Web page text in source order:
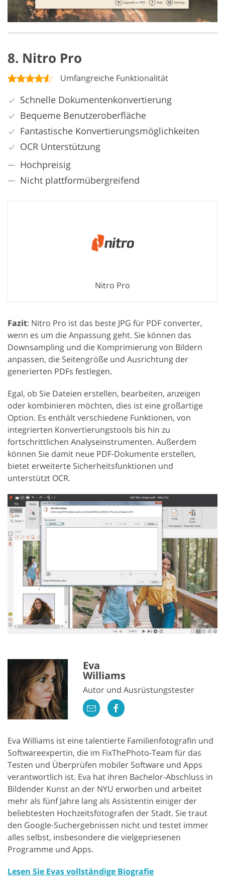
8. Nitro Pro
Umfangreiche Funktionalität
Schnelle Dokumentenkonvertierung
Bequeme Benutzeroberfläche
Fantastische Konvertierungsmöglichkeiten
OCR Unterstützung
Hochpreisig
Nicht plattformübergreifend
Nitro Pro
Fazit: Nitro Pro ist das beste JPG für PDF converter,
wenn es um die Anpassung geht. Sie können das
Downsampling und die Komprimierung von Bildern
anpassen, die Seitengröße und Ausrichtung der
generierten PDFs festlegen.
Egal, ob Sie Dateien erstellen, bearbeiten, anzeigen
oder kombinieren möchten, dies ist eine großartige
Option. Es enthält verschiedene Funktionen, von
integrierten Konvertierungstools bis hin zu
fortschrittlichen Analyseinstrumenten. Außerdem
können Sie damit neue PDF-Dokumente erstellen,
bietet erweiterte Sicherheitsfunktionen und
unterstützt OCR.
Eva
Williams
Autor und Ausrüstungstester
Eva Williams ist eine talentierte Familienfotografin und
Softwareexpertin, die im FixThePhoto-Team für das
Testen und Überprüfen mobiler Software und Apps
verantwortlich ist. Eva hat ihren Bachelor-Abschluss in
Bildender Kunst an der NYU erworben und arbeitet
mehr als fünf Jahre lang als Assistentin einiger der
beliebtesten Hochzeitsfotografen der Stadt. Sie traut
den Google-Suchergebnissen nicht und testet immer
alles selbst, insbesondere die vielgepriesenen
Programme und Apps.
Lesen Sie Evas vollständige Biografie